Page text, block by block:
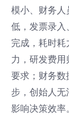
模小、财务人
低，发票录入
完成，耗时
力，研发费
要求；财务数
步，创始人无
影响决策效率